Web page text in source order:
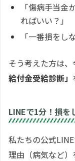
「傷病手当
ればいい？」
「一番損をし
そう考えた方は
給付金受給診断」
LINEで1分！損を
私たちの公式
理由（病気など）